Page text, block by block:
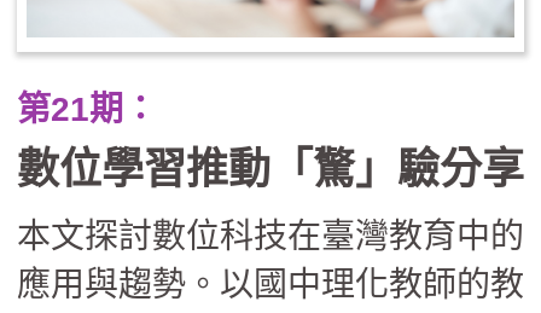
教師提升幸福感與認同，並進一步
SEL，為校園SEL建立穩固的基
礎。
第21期：
數位學習推動「驚」驗分享
本文探討數位科技在臺灣教育中的
應用與趨勢。以國中理化教師的教